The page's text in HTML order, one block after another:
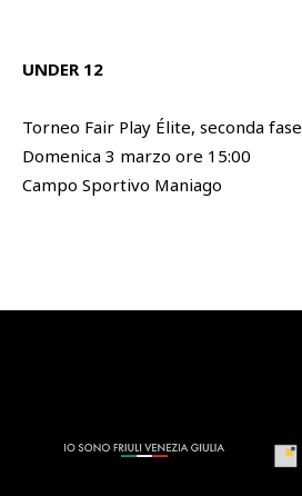
UNDER 12
Torneo Fair Play Élite, seconda fase
Domenica 3 marzo ore 15:00
Campo Sportivo Maniago